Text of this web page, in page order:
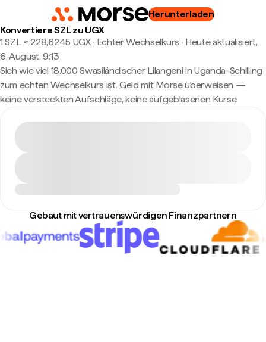
Herunterladen
Konvertiere SZL zu UGX
1 SZL ≈ 228,6245 UGX · Echter Wechselkurs · Heute aktualisiert,
6. August, 9:13
Sieh wie viel 18.000 Swasiländischer Lilangeni in Uganda-Schilling
zum echten Wechselkurs ist. Geld mit Morse überweisen —
keine versteckten Aufschläge, keine aufgeblasenen Kurse.
Gebaut mit vertrauenswürdigen Finanzpartnern